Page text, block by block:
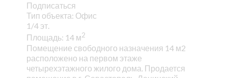
Подписаться
Тип объекта: Офис
1/4 эт.
Площадь: 14 м2
Помещение свободного назначения 14 м2
расположено на первом этаже
четырехэтажного жилого дома. Продается